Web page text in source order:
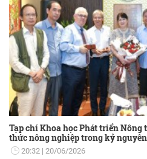
Tạp chí Khoa học Phát triển
thức nông nghiệp trong kỷ
20:32 20/06/2026